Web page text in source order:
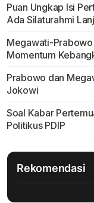
Puan Ungkap Isi
Ada Silaturahmi
Megawati-
Momentum
Prabowo dan
Jokowi
Soal Kabar
Politikus PDIP
Rekomendasi